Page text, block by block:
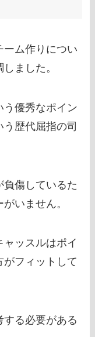
ーム作りについ
ました。
う優秀なポイン
う歴代屈指の司
負傷しているた
いません。
ッスルはポイ
がフィットして
る必要がある